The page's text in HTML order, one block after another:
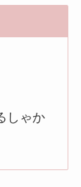
しゃか